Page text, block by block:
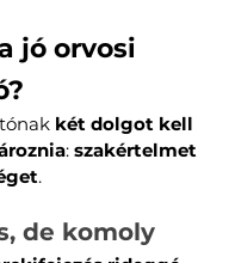
jó orvosi
két dolgot kell
: szakértelmet
.
de komoly